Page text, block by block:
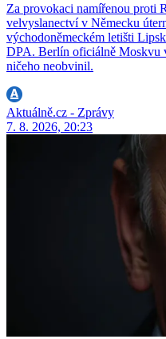
Za provokaci namířenou proti
velvyslanectví v Německu
východoněmeckém letišti
DPA. Berlín oficiálně Moskvu
ničeho neobvinil.
Aktuálně.cz - Zprávy
7. 8. 2026, 20:23